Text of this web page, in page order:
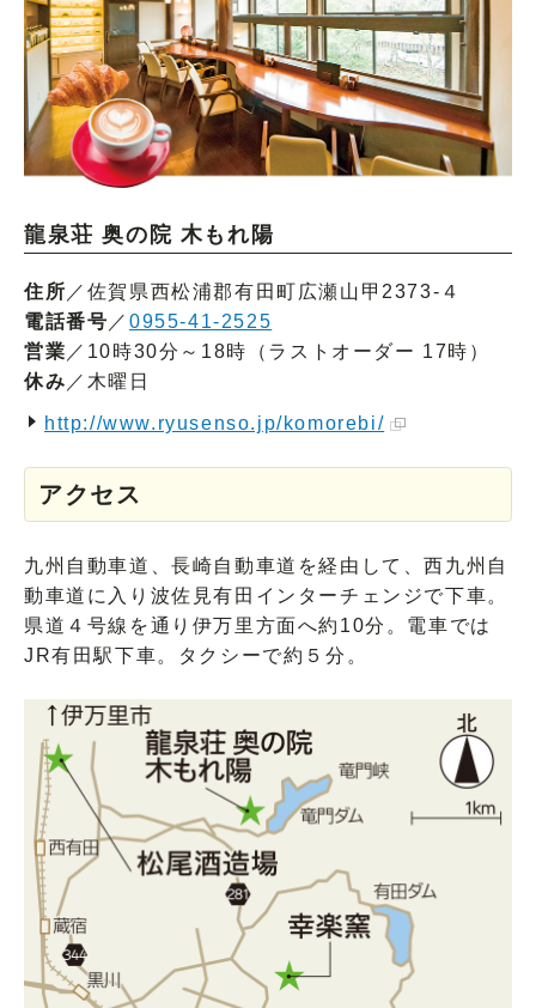
龍泉荘 奥の院 木もれ陽
住所 ／佐賀県西松浦郡有田町広瀬山甲2373-４
電話番号 ／0955-41-2525
営業 ／10時30分～18時（ラストオーダー 17時）
休み ／木曜日
http://www.ryusenso.jp/komorebi/
アクセス
九州自動車道、長崎自動車道を経由して、西九州自
動車道に入り波佐見有田インターチェンジで下車。
県道４号線を通り伊万里方面へ約10分。電車では
JR有田駅下車。タクシーで約５分。